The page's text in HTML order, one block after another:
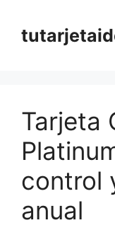
contenido
Tarjeta
control
anual